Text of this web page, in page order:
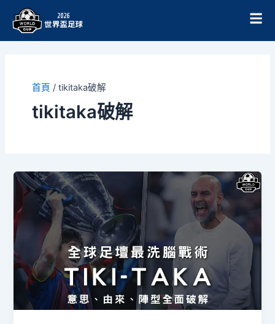
首頁 / tikitaka破解
tikitaka破解